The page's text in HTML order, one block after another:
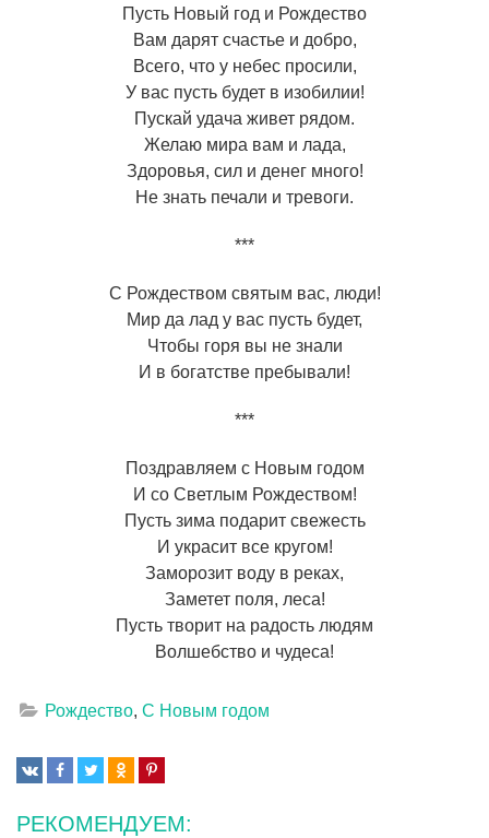
Пусть Новый год и Рождество
Вам дарят счастье и добро,
Всего, что у небес просили,
У вас пусть будет в изобилии!
Пускай удача живет рядом.
Желаю мира вам и лада,
Здоровья, сил и денег много!
Не знать печали и тревоги.
***
С Рождеством святым вас, люди!
Мир да лад у вас пусть будет,
Чтобы горя вы не знали
И в богатстве пребывали!
***
Поздравляем с Новым годом
И со Светлым Рождеством!
Пусть зима подарит свежесть
И украсит все кругом!
Заморозит воду в реках,
Заметет поля, леса!
Пусть творит на радость людям
Волшебство и чудеса!
Рождество,С Новым годом
РЕКОМЕНДУЕМ: